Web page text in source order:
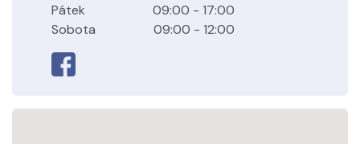
Pátek
09:00 - 17:00
Sobota
09:00 - 12:00